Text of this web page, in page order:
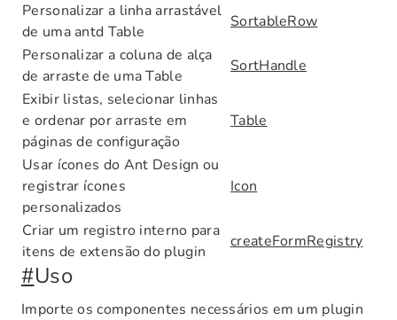
Personalizar a linha arrastável
de uma antd Table
SortableRow
Personalizar a coluna de alça
de arraste de uma Table
SortHandle
Exibir listas, selecionar linhas
e ordenar por arraste em
páginas de configuração
Table
Usar ícones do Ant Design ou
registrar ícones
personalizados
Icon
Criar um registro interno para
itens de extensão do plugin
createFormRegistry
#Uso
Importe os componentes necessários em um plugin